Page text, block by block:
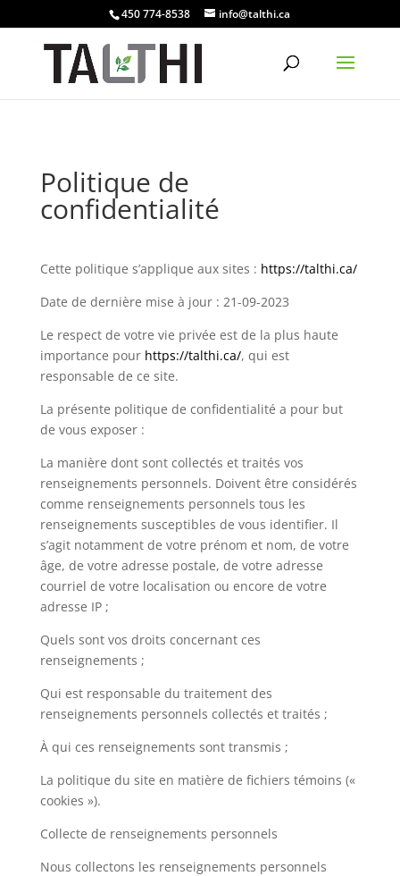
450 774-8538 info@talthi.ca
Politique de
confidentialité
Cette politique s’applique aux sites : https://talthi.ca/
Date de dernière mise à jour : 21-09-2023
Le respect de votre vie privée est de la plus haute
importance pour https://talthi.ca/, qui est
responsable de ce site.
La présente politique de confidentialité a pour but
de vous exposer :
La manière dont sont collectés et traités vos
renseignements personnels. Doivent être considérés
comme renseignements personnels tous les
renseignements susceptibles de vous identifier. Il
s’agit notamment de votre prénom et nom, de votre
âge, de votre adresse postale, de votre adresse
courriel de votre localisation ou encore de votre
adresse IP ;
Quels sont vos droits concernant ces
renseignements ;
Qui est responsable du traitement des
renseignements personnels collectés et traités ;
À qui ces renseignements sont transmis ;
La politique du site en matière de fichiers témoins («
cookies »).
Collecte de renseignements personnels
Nous collectons les renseignements personnels